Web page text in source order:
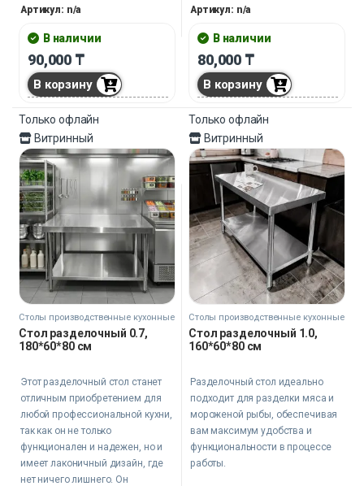
Артикул: n/a
В наличии
90,000 ₸
В корзину
Артикул: n/a
В наличии
80,000 ₸
В корзину
Только офлайн
Витринный
Столы производственные кухонные
Стол разделочный 0.7,
180*60*80 см
Этот разделочный стол станет
отличным приобретением для
любой профессиональной кухни,
так как он не только
функционален и надежен, но и
имеет лаконичный дизайн, где
нет ничего лишнего. Он
Только офлайн
Витринный
Столы производственные кухонные
Стол разделочный 1.0,
160*60*80 см
Разделочный стол идеально
подходит для разделки мяса и
мороженой рыбы, обеспечивая
вам максимум удобства и
функциональности в процессе
работы.